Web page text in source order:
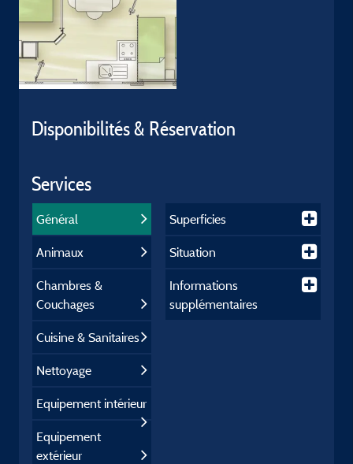
Disponibilités & Réservation
Services
Général
Animaux
Chambres &
Couchages
Cuisine & Sanitaires
Nettoyage
Equipement intérieur
Equipement
extérieur
Superficies
Situation
Informations
supplémentaires